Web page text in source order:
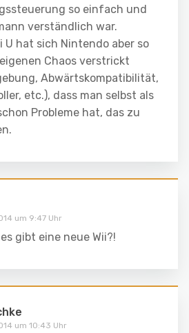
so einfach und
verständlich war.
U hat sich Nintendo aber so
Chaos verstrickt
Abwärtskompatibilität,
etc.), dass man selbst als
Probleme hat, das zu
um 9:47 Uhr
gibt eine neue Wii?!
um 10:43 Uhr